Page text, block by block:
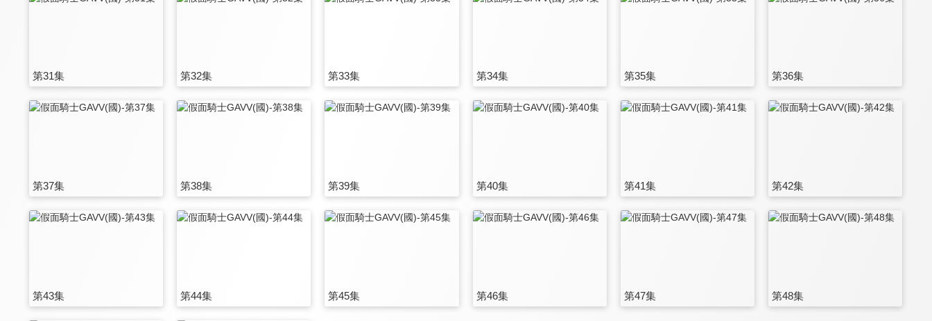
第31集 第32集 第33集 第34集 第35集 第36集
第37集 第38集 第39集 第40集 第41集 第42集
第43集 第44集 第45集 第46集 第47集 第48集